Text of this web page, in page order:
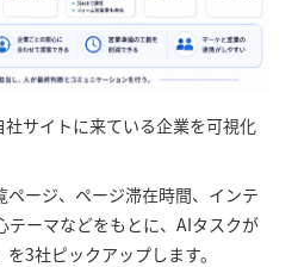
社サイトに来ている企業を可視化
ページ、ページ滞在時間、インテ
テーマなどをもとに、AIタスクが
3社ピックアップします。